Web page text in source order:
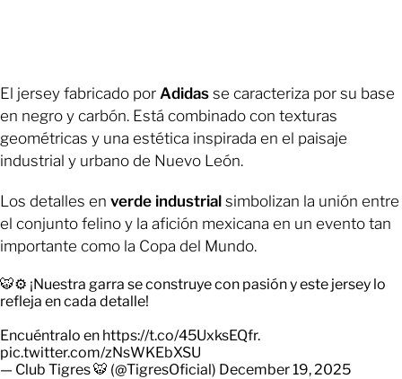
El jersey fabricado por Adidas se caracteriza por su base
en negro y carbón. Está combinado con texturas
geométricas y una estética inspirada en el paisaje
industrial y urbano de Nuevo León.
Los detalles en verde industrial simbolizan la unión entre
el conjunto felino y la afición mexicana en un evento tan
importante como la Copa del Mundo.
🐯⚙️ ¡Nuestra garra se construye con pasión y este jersey lo
refleja en cada detalle!
Encuéntralo en https://t.co/45UxksEQfr.
pic.twitter.com/zNsWKEbXSU
— Club Tigres 🐯 (@TigresOficial) December 19, 2025